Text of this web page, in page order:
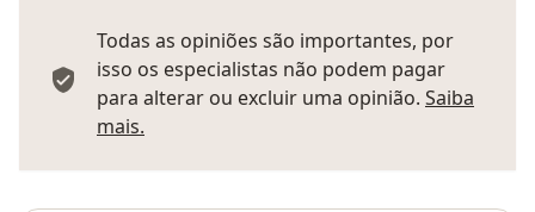
Todas as opiniões são importantes, por
isso os especialistas não podem pagar
para alterar ou excluir uma opinião. Saiba
mais.